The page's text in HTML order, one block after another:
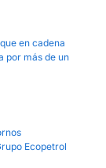
en cadena
por más de un
Ecopetrol